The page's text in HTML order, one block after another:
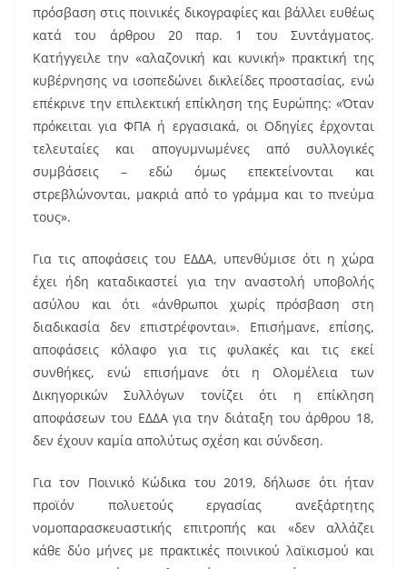
πρόσβαση στις ποινικές δικογραφίες και βάλλει ευθέως
κατά του άρθρου 20 παρ. 1 του Συντάγματος.
Κατήγγειλε την «αλαζονική και κυνική» πρακτική της
κυβέρνησης να ισοπεδώνει δικλείδες προστασίας, ενώ
επέκρινε την επιλεκτική επίκληση της Ευρώπης: «Όταν
πρόκειται για ΦΠΑ ή εργασιακά, οι Οδηγίες έρχονται
τελευταίες και απογυμνωμένες από συλλογικές
συμβάσεις – εδώ όμως επεκτείνονται και
στρεβλώνονται, μακριά από το γράμμα και το πνεύμα
τους».
Για τις αποφάσεις του ΕΔΔΑ, υπενθύμισε ότι η χώρα
έχει ήδη καταδικαστεί για την αναστολή υποβολής
ασύλου και ότι «άνθρωποι χωρίς πρόσβαση στη
διαδικασία δεν επιστρέφονται». Επισήμανε, επίσης,
αποφάσεις κόλαφο για τις φυλακές και τις εκεί
συνθήκες, ενώ επισήμανε ότι η Ολομέλεια των
Δικηγορικών Συλλόγων τονίζει ότι η επίκληση
αποφάσεων του ΕΔΔΑ για την διάταξη του άρθρου 18,
δεν έχουν καμία απολύτως σχέση και σύνδεση.
Για τον Ποινικό Κώδικα του 2019, δήλωσε ότι ήταν
προϊόν πολυετούς εργασίας ανεξάρτητης
νομοπαρασκευαστικής επιτροπής και «δεν αλλάζει
κάθε δύο μήνες με πρακτικές ποινικού λαϊκισμού και